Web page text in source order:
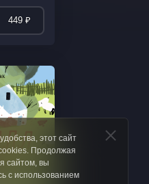
449 ₽
этот сайт
Продолжая
сайтом, вы
с использованием